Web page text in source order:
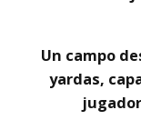
Un campo
yardas,